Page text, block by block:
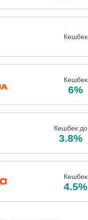
Кешбек
Кешбек
6%
Кешбек до
3.8%
Кешбек
4.5%